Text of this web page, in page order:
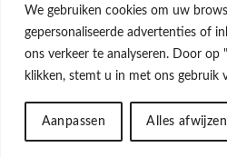
We gebruiken cookies om uw
gepersonaliseerde advertenties of
ons verkeer te analyseren. Door op
klikken, stemt u in met ons gebruik
Aanpassen Alles afwijzen